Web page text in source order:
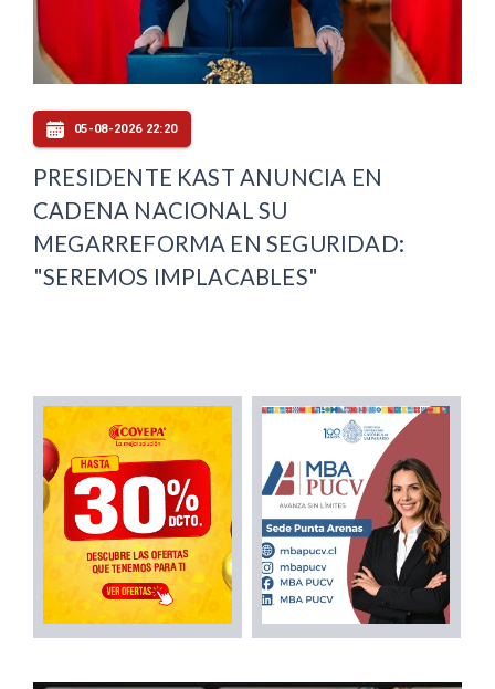
05-08-2026 22:20
PRESIDENTE KAST ANUNCIA EN
CADENA NACIONAL SU
MEGARREFORMA EN SEGURIDAD:
"SEREMOS IMPLACABLES"